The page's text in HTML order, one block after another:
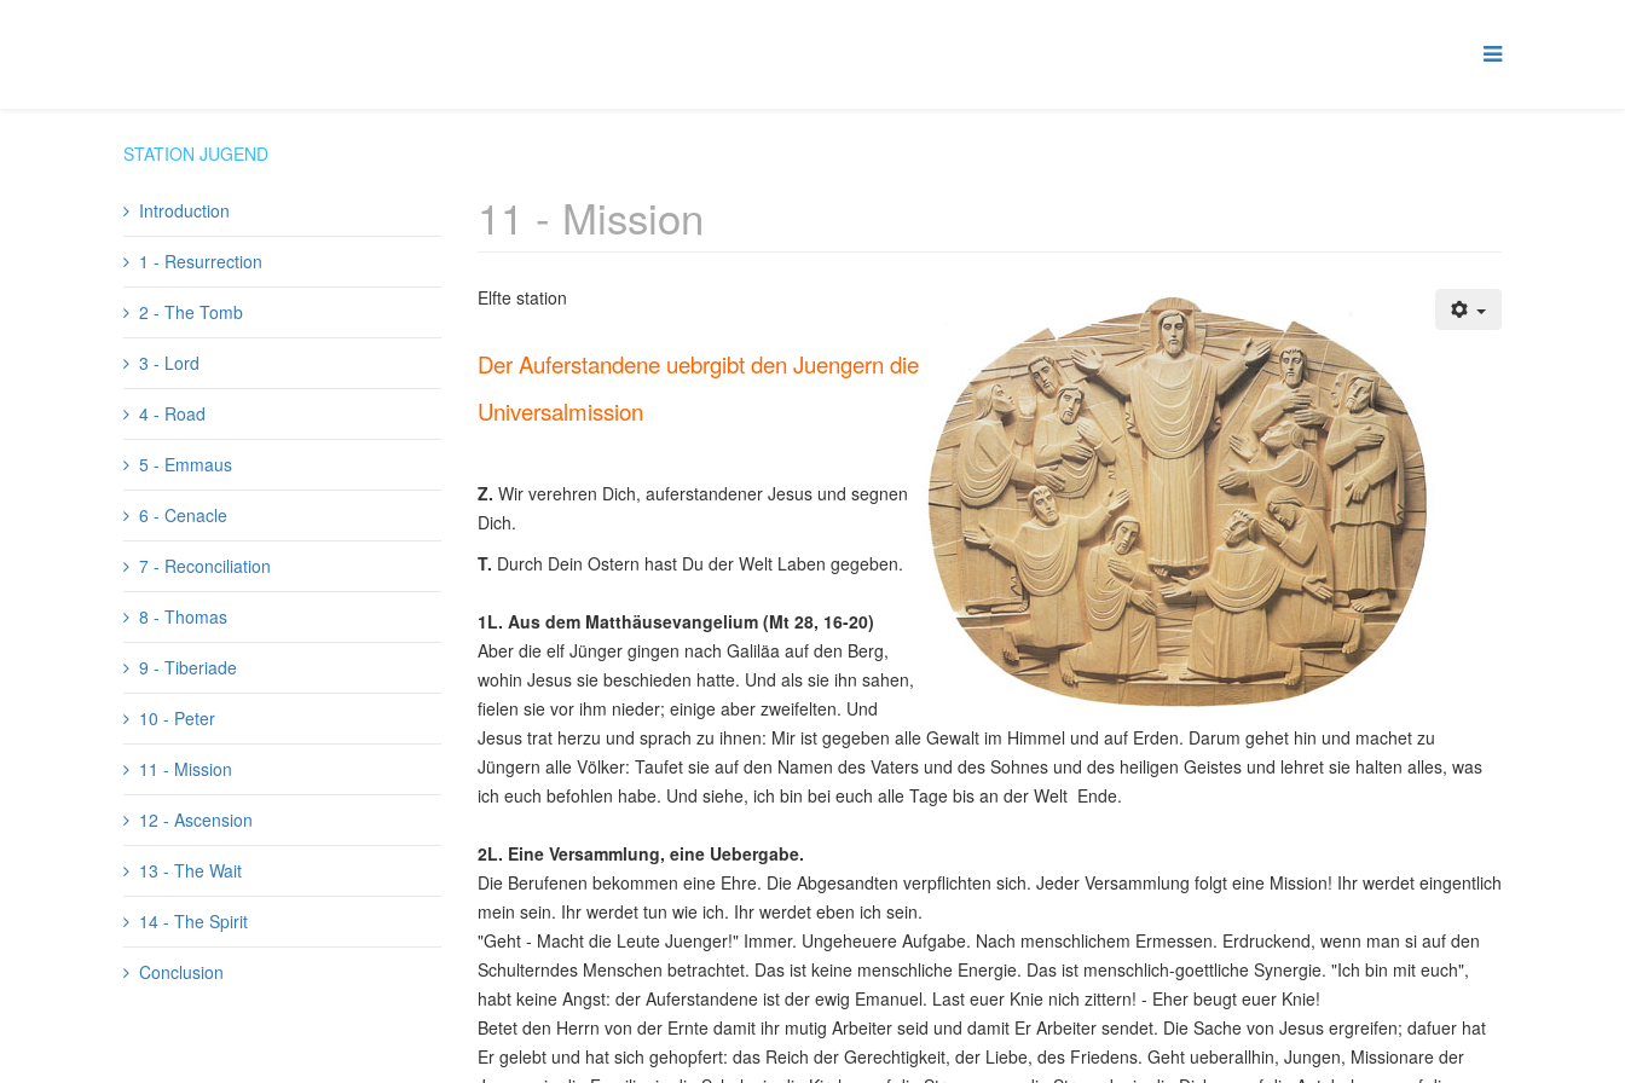
STATION JUGEND
Introduction
1 - Resurrection
2 - The Tomb
3 - Lord
4 - Road
5 - Emmaus
6 - Cenacle
7 - Reconciliation
8 - Thomas
9 - Tiberiade
10 - Peter
11 - Mission
12 - Ascension
13 - The Wait
14 - The Spirit
Conclusion
11 - Mission
Elfte station
Der Auferstandene uebrgibt den Juengern die
Universalmission
Z. Wir verehren Dich, auferstandener Jesus und segnen
Dich.
T. Durch Dein Ostern hast Du der Welt Laben gegeben.
1L. Aus dem Matthäusevangelium (Mt 28, 16-20)
Aber die elf Jünger gingen nach Galiläa auf den Berg,
wohin Jesus sie beschieden hatte. Und als sie ihn sahen,
fielen sie vor ihm nieder; einige aber zweifelten. Und
Jesus trat herzu und sprach zu ihnen: Mir ist gegeben alle Gewalt im Himmel und auf Erden. Darum gehet hin und machet zu
Jüngern alle Völker: Taufet sie auf den Namen des Vaters und des Sohnes und des heiligen Geistes und lehret sie halten alles, was
ich euch befohlen habe. Und siehe, ich bin bei euch alle Tage bis an der Welt Ende.
2L. Eine Versammlung, eine Uebergabe.
Die Berufenen bekommen eine Ehre. Die Abgesandten verpflichten sich. Jeder Versammlung folgt eine Mission! Ihr werdet eingentlich
mein sein. Ihr werdet tun wie ich. Ihr werdet eben ich sein.
"Geht - Macht die Leute Juenger!" Immer. Ungeheuere Aufgabe. Nach menschlichem Ermessen. Erdruckend, wenn man si auf den
Schulterndes Menschen betrachtet. Das ist keine menschliche Energie. Das ist menschlich-goettliche Synergie. "Ich bin mit euch",
habt keine Angst: der Auferstandene ist der ewig Emanuel. Last euer Knie nich zittern! - Eher beugt euer Knie!
Betet den Herrn von der Ernte damit ihr mutig Arbeiter seid und damit Er Arbeiter sendet. Die Sache von Jesus ergreifen; dafuer hat
Er gelebt und hat sich gehopfert: das Reich der Gerechtigkeit, der Liebe, des Friedens. Geht ueberallhin, Jungen, Missionare der